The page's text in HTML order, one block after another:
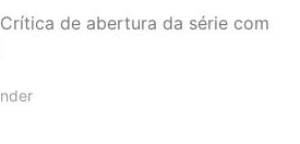
de abertura da série com